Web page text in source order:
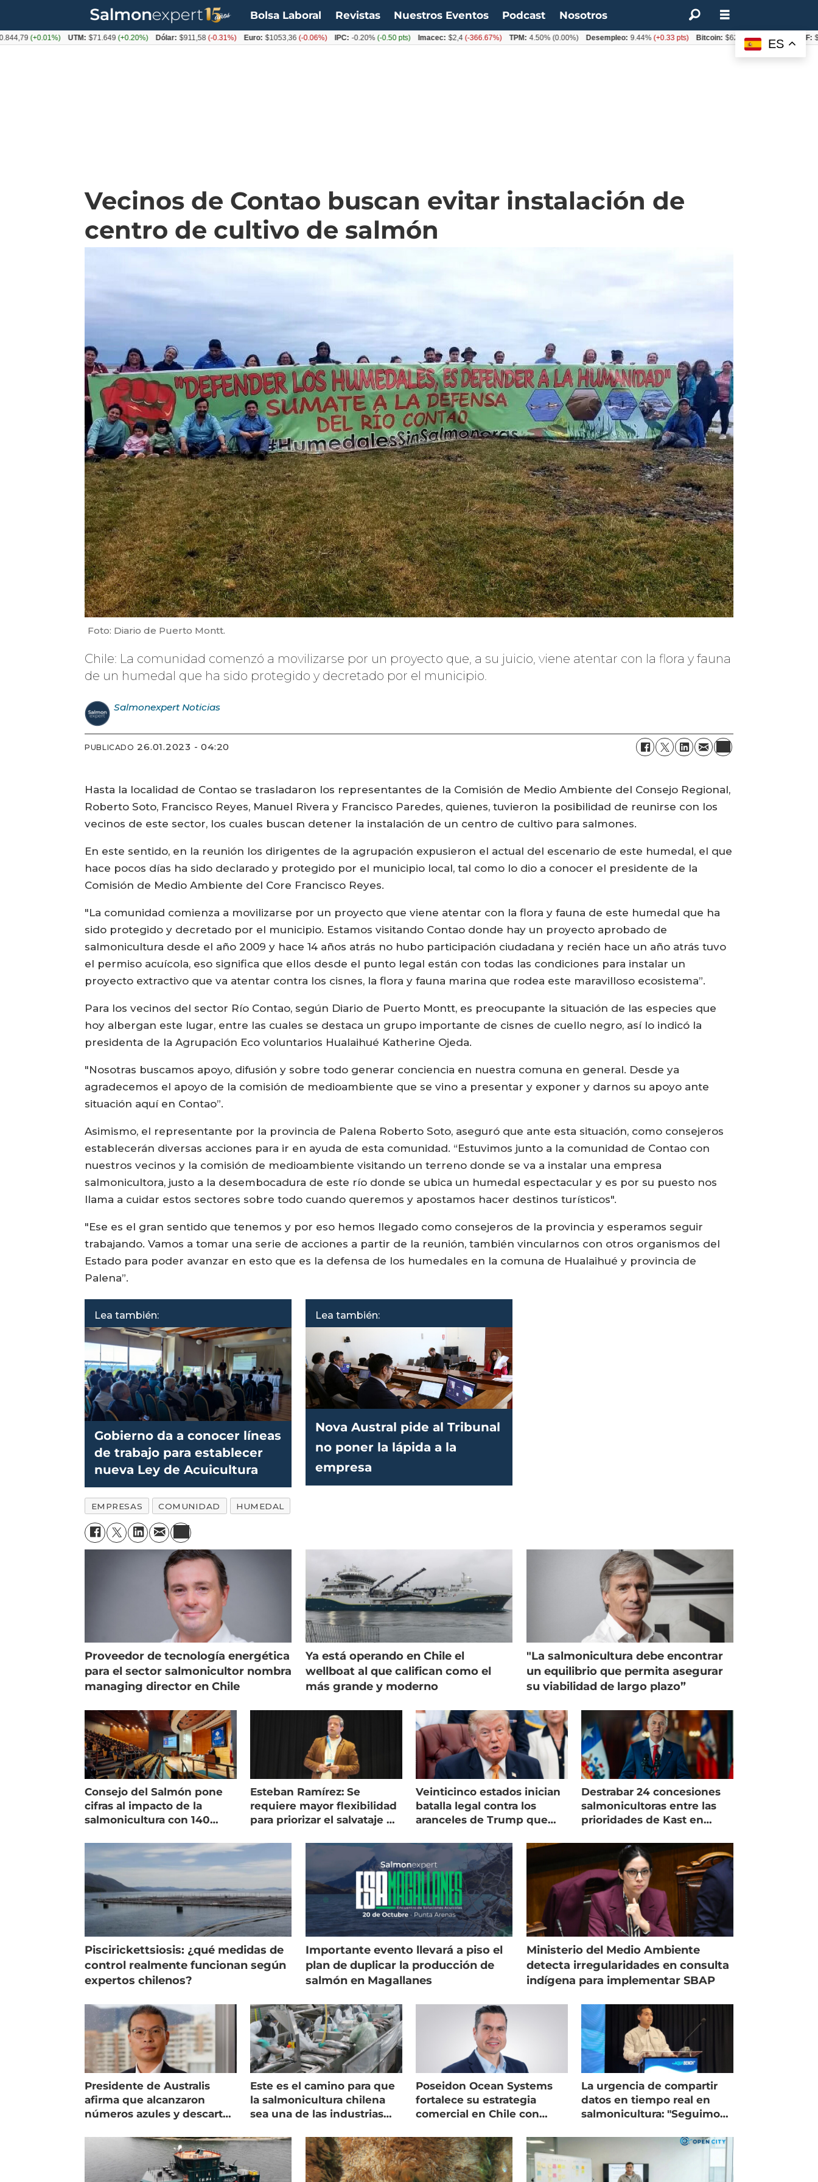
Bolsa Laboral Revistas Nuestros Eventos Podcast Nosotros
Vecinos de Contao buscan evitar instalación de
centro de cultivo de salmón
Foto: Diario de Puerto Montt.
Chile: La comunidad comenzó a movilizarse por un proyecto que, a su juicio, viene atentar con la flora y fauna
de un humedal que ha sido protegido y decretado por el municipio.
Salmonexpert Noticias
PUBLICADO 26.01.2023 - 04:20
Hasta la localidad de Contao se trasladaron los representantes de la Comisión de Medio Ambiente del Consejo Regional,
Roberto Soto, Francisco Reyes, Manuel Rivera y Francisco Paredes, quienes, tuvieron la posibilidad de reunirse con los
vecinos de este sector, los cuales buscan detener la instalación de un centro de cultivo para salmones.
En este sentido, en la reunión los dirigentes de la agrupación expusieron el actual del escenario de este humedal, el que
hace pocos días ha sido declarado y protegido por el municipio local, tal como lo dio a conocer el presidente de la
Comisión de Medio Ambiente del Core Francisco Reyes.
"La comunidad comienza a movilizarse por un proyecto que viene atentar con la flora y fauna de este humedal que ha
sido protegido y decretado por el municipio. Estamos visitando Contao donde hay un proyecto aprobado de
salmonicultura desde el año 2009 y hace 14 años atrás no hubo participación ciudadana y recién hace un año atrás tuvo
el permiso acuícola, eso significa que ellos desde el punto legal están con todas las condiciones para instalar un
proyecto extractivo que va atentar contra los cisnes, la flora y fauna marina que rodea este maravilloso ecosistema”.
Para los vecinos del sector Río Contao, según Diario de Puerto Montt, es preocupante la situación de las especies que
hoy albergan este lugar, entre las cuales se destaca un grupo importante de cisnes de cuello negro, así lo indicó la
presidenta de la Agrupación Eco voluntarios Hualaihué Katherine Ojeda.
"Nosotras buscamos apoyo, difusión y sobre todo generar conciencia en nuestra comuna en general. Desde ya
agradecemos el apoyo de la comisión de medioambiente que se vino a presentar y exponer y darnos su apoyo ante
situación aquí en Contao”.
Asimismo, el representante por la provincia de Palena Roberto Soto, aseguró que ante esta situación, como consejeros
establecerán diversas acciones para ir en ayuda de esta comunidad. “Estuvimos junto a la comunidad de Contao con
nuestros vecinos y la comisión de medioambiente visitando un terreno donde se va a instalar una empresa
salmonicultora, justo a la desembocadura de este río donde se ubica un humedal espectacular y es por su puesto nos
llama a cuidar estos sectores sobre todo cuando queremos y apostamos hacer destinos turísticos".
"Ese es el gran sentido que tenemos y por eso hemos llegado como consejeros de la provincia y esperamos seguir
trabajando. Vamos a tomar una serie de acciones a partir de la reunión, también vincularnos con otros organismos del
Estado para poder avanzar en esto que es la defensa de los humedales en la comuna de Hualaihué y provincia de
Palena”.
Lea también:
Gobierno da a conocer líneas
de trabajo para establecer
nueva Ley de Acuicultura
Lea también:
Nova Austral pide al Tribunal
no poner la lápida a la
empresa
EMPRESAS COMUNIDAD HUMEDAL
Proveedor de tecnología energética
para el sector salmonicultor nombra
managing director en Chile
Ya está operando en Chile el
wellboat al que califican como el
más grande y moderno
"La salmonicultura debe encontrar
un equilibrio que permita asegurar
su viabilidad de largo plazo”
Consejo del Salmón pone
cifras al impacto de la
salmonicultura con 140
Esteban Ramírez: Se
requiere mayor flexibilidad
para priorizar el salvataje de
Veinticinco estados inician
batalla legal contra los
aranceles de Trump que
Destrabar 24 concesiones
salmonicultoras entre las
prioridades de Kast en
Piscirickettsiosis: ¿qué medidas de
control realmente funcionan según
expertos chilenos?
Importante evento llevará a piso el
plan de duplicar la producción de
salmón en Magallanes
Ministerio del Medio Ambiente
detecta irregularidades en consulta
indígena para implementar SBAP
Presidente de Australis
afirma que alcanzaron
números azules y descarta
Este es el camino para que
la salmonicultura chilena
sea una de las industrias
Poseidon Ocean Systems
fortalece su estrategia
comercial en Chile con
La urgencia de compartir
datos en tiempo real en
salmonicultura: "Seguimos
ES
(+0.01%) UTM: $71.649(+0.20%) Dólar: $911,58(-0.31%) Euro: $1053,36(-0.06%) IPC: -0.20%(-0.50 pts) Imacec: $2,4(-366.67%) TPM: 4.50% (0.00%) Desempleo: 9.44% (+0.33 pts) Bitcoin: $62.760,11 (-1.74%)